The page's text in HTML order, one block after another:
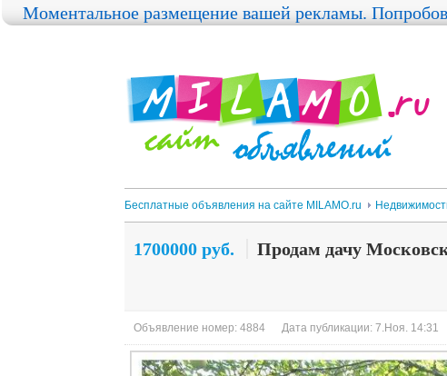
Бесплатные объявления на сайте MILAMO.ru
1700000 руб. Продам дачу
Объявление номер: 4884 Дата публикации: 7.Ноя. 14:31
Моментальное размещение вашей рекламы.